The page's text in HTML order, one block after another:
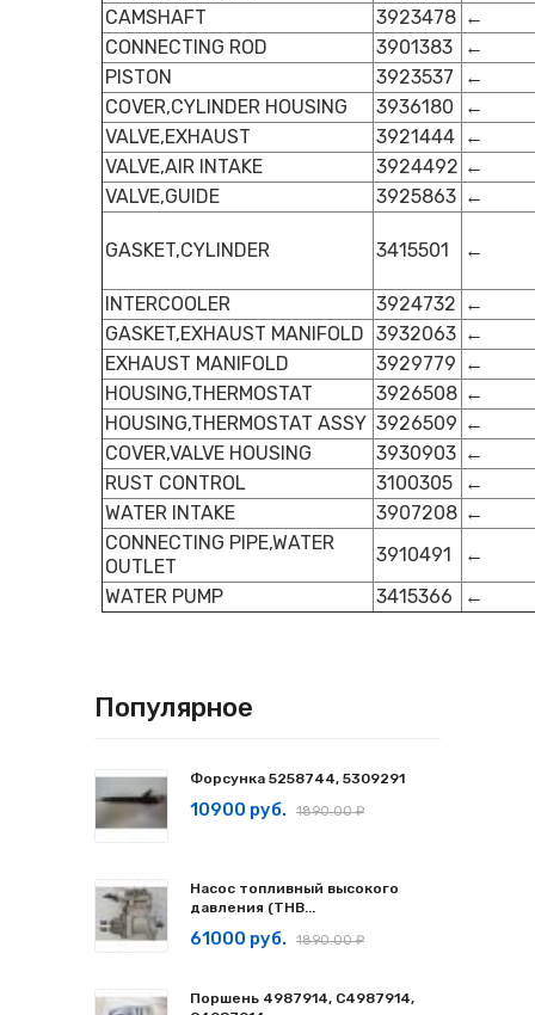
CAMSHAFT
3923478 ←
CONNECTING ROD
3901383
←
PISTON
3923537
←
COVER,CYLINDER HOUSING
3936180
←
VALVE,EXHAUST
3921444 ←
VALVE,AIR INTAKE
3924492 ←
VALVE,GUIDE
3925863 ←
GASKET,CYLINDER 3415501 ←
INTERCOOLER 3924732 ←
GASKET,EXHAUST MANIFOLD 3932063 ←
EXHAUST MANIFOLD
3929779 ←
HOUSING,THERMOSTAT
3926508 ←
HOUSING,THERMOSTAT ASSY 3926509 ←
COVER,VALVE HOUSING
3930903 ←
RUST CONTROL
3100305
←
WATER INTAKE
3907208 ←
CONNECTING PIPE,WATER
OUTLET
3910491
←
WATER PUMP
3415366 ←
Популярное
Форсунка 5258744, 5309291
10900 руб. 1890.00 ₽
Насос топливный высокого
давления (ТНВ...
61000 руб. 1890.00 ₽
Поршень 4987914, C4987914,